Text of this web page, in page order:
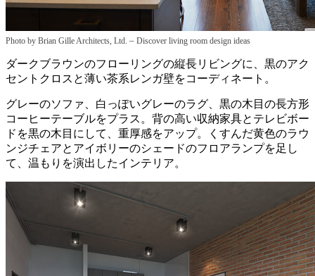
Photo by Brian Gille Architects, Ltd. – Discover living room design ideas
ダークブラウンのフローリングの縦長リビングに、黒のアク
セントクロスと薄い茶系レンガ壁をコーディネート。
グレーのソファ、白っぽいグレーのラグ、黒の木目の長方形
コーヒーテーブルをプラス。背の高い収納家具とテレビボー
ドを黒の木目にして、重厚感をアップ。くすんだ黄色のラウ
ンジチェアとアイボリーのシェードのフロアランプを足し
て、温もりを演出したインテリア。